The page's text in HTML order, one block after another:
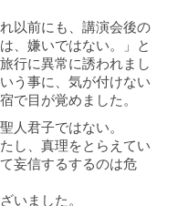
以前にも、講演会後の
、嫌いではない。」と
行に異常に誘われまし
う事に、気が付けない
で目が覚めました。
人君子ではない。
し、真理をとらえてい
妄信するするのは危
いました。